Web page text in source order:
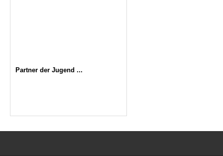
Partner der Jugend ...